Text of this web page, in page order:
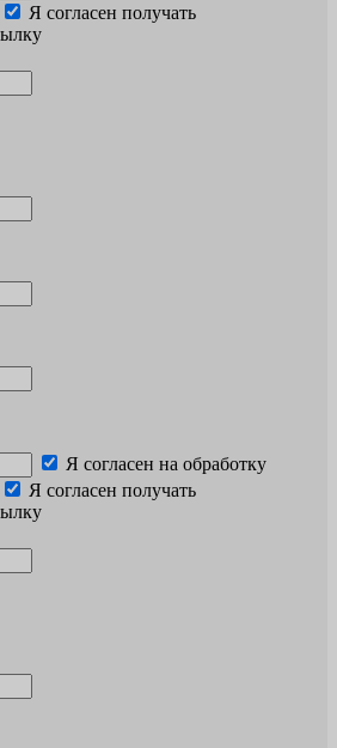
Я согласен получать
Я согласен на обработку
Я согласен получать